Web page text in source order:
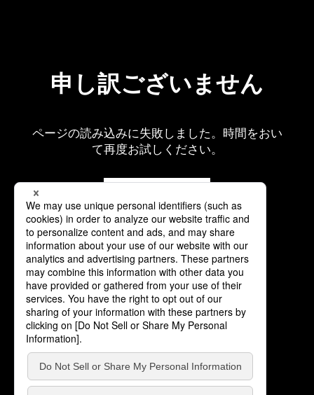
申し訳ございません
ページの読み込みに失敗しました。時間をおい
て再度お試しください。